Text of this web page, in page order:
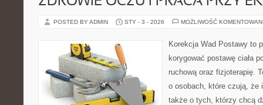
POSTED BY ADMIN STY - 3 - 2026 MOŻLIWOŚĆ
Korekcja Wad Postawy to
korygować postawę ciała
ruchową oraz fizjoterapię.
o osobach, które czują, że
także o tych, którzy chcą